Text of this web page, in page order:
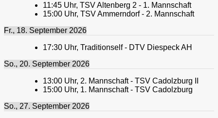
11:45 Uhr, TSV Altenberg 2 - 1. Mannschaft
15:00 Uhr, TSV Ammerndorf - 2. Mannschaft
Fr., 18. September 2026
17:30 Uhr, Traditionself - DTV Diespeck AH
So., 20. September 2026
13:00 Uhr, 2. Mannschaft - TSV Cadolzburg II
15:00 Uhr, 1. Mannschaft - TSV Cadolzburg
So., 27. September 2026